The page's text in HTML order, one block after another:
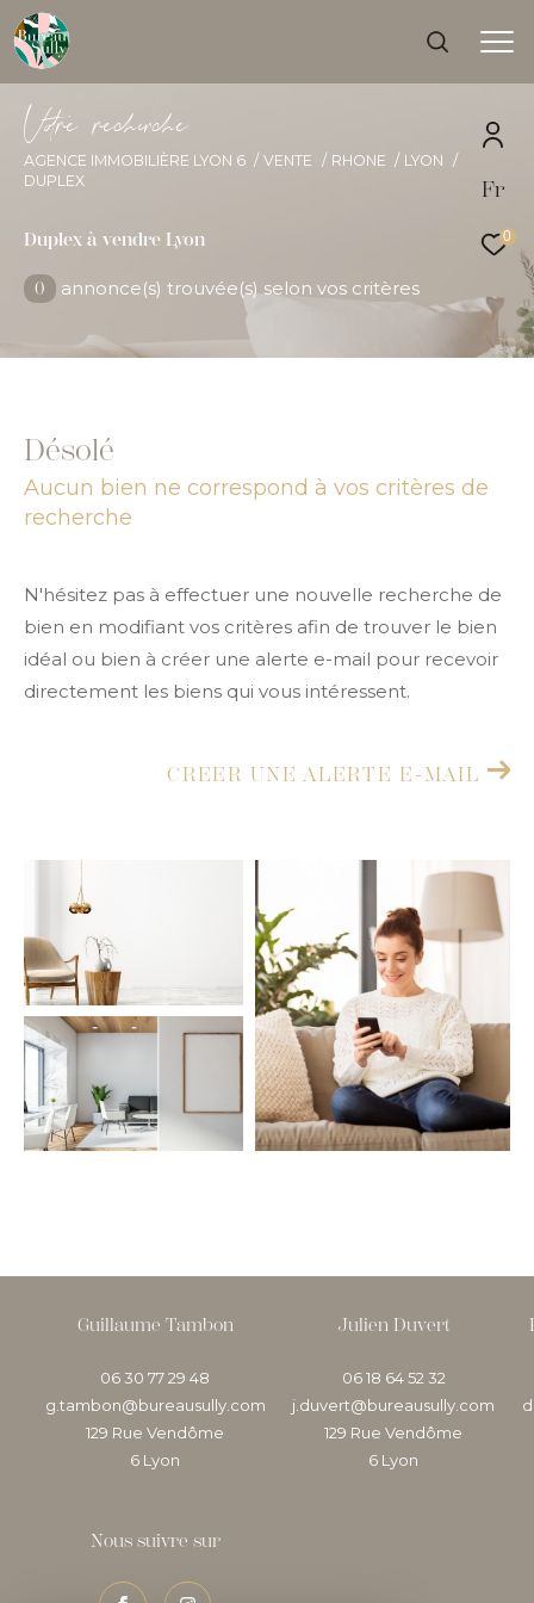
Fr
0
Vore recece
AGENCE IMMOBILIÈRE LYON 6 VENTE RHONE
LYON
DUPLEX
Duplex à vendre Lyon
0 annonce(s) trouvée(s) selon vos critères
Désolé
Aucun bien ne correspond à vos critères de
recherche
N'hésitez pas à effectuer une nouvelle recherche de
bien en modifiant vos critères afin de trouver le bien
idéal ou bien à créer une alerte e-mail pour recevoir
directement les biens qui vous intéressent.
CREER UNE ALERTE E-MAIL
Guillaume Tambon
06 30 77 29 48
g.tambon@bureausully.com
129 Rue Vendôme
6
lyon
Nous suivre sur
Julien Duvert
06 18 64 52 32
j.duvert@bureausully.com
129 Rue Vendôme
6
lyon
Effectuer une recherche
et trouver le bien qui correspond à vos critères
Type
d'offre
Ville
Surface
Surface
AFFINER LES CRITÈRES
TERRASSE PARKING PISCINE
FILTRER PAR
COUPS DE COEUR EXCLUSIVITÉS
RECHERCHER